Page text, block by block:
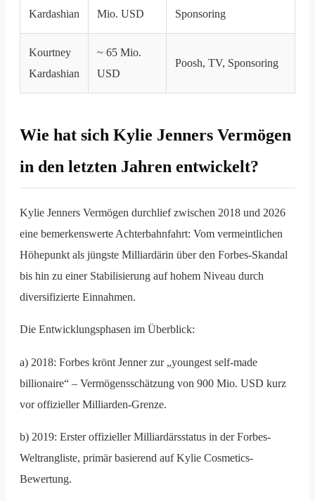
Kardashian
Mio. USD
Sponsoring
Kourtney
Kardashian
~ 65 Mio.
USD
Poosh, TV, Sponsoring
Wie hat sich Kylie Jenners Vermögen
in den letzten Jahren entwickelt?
Kylie Jenners Vermögen durchlief zwischen 2018 und 2026
eine bemerkenswerte Achterbahnfahrt: Vom vermeintlichen
Höhepunkt als jüngste Milliardärin über den Forbes-Skandal
bis hin zu einer Stabilisierung auf hohem Niveau durch
diversifizierte Einnahmen.
Die Entwicklungsphasen im Überblick:
a) 2018: Forbes krönt Jenner zur „youngest self-made
billionaire“ – Vermögensschätzung von 900 Mio. USD kurz
vor offizieller Milliarden-Grenze.
b) 2019: Erster offizieller Milliardärsstatus in der Forbes-
Weltrangliste, primär basierend auf Kylie Cosmetics-
Bewertung.